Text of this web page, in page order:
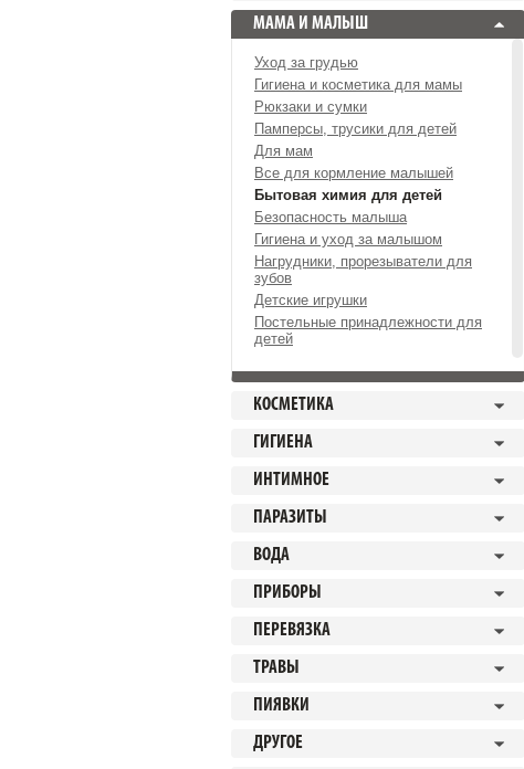
МАМА И МАЛЫШ
Уход за грудью
Гигиена и косметика для мамы
Рюкзаки и сумки
Памперсы, трусики для детей
Для мам
Все для кормление малышей
Бытовая химия для детей
Безопасность малыша
Гигиена и уход за малышом
Нагрудники, прорезыватели для
зубов
Детские игрушки
Постельные принадлежности для
детей
КОСМЕТИКА
ГИГИЕНА
ИНТИМНОЕ
ПАРАЗИТЫ
ВОДА
ПРИБОРЫ
ПЕРЕВЯЗКА
ТРАВЫ
ПИЯВКИ
ДРУГОЕ